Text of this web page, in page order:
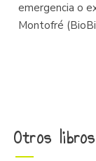
emergencia o
Montofré
Otros